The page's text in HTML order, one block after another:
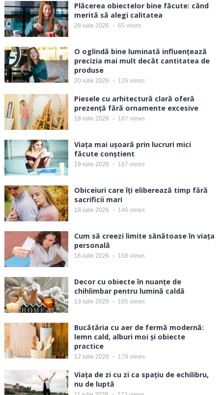
Plăcerea obiectelor bine făcute: când
merită să alegi calitatea
28 iulie 2026 65 views
O oglindă bine luminată influențează
precizia mai mult decât cantitatea de
produse
20 iulie 2026 126 views
Piesele cu arhitectură clară oferă
prezență fără ornamente excesive
19 iulie 2026 187 views
Viața mai ușoară prin lucruri mici
făcute conștient
19 iulie 2026 167 views
Obiceiuri care îți eliberează timp fără
sacrificii mari
18 iulie 2026 146 views
Cum să creezi limite sănătoase în viața
personală
16 iulie 2026 168 views
Decor cu obiecte în nuanțe de
chihlimbar pentru lumină caldă
13 iulie 2026 165 views
Bucătăria cu aer de fermă modernă:
lemn cald, alburi moi și obiecte
practice
12 iulie 2026 178 views
Viața de zi cu zi ca spațiu de echilibru,
nu de luptă